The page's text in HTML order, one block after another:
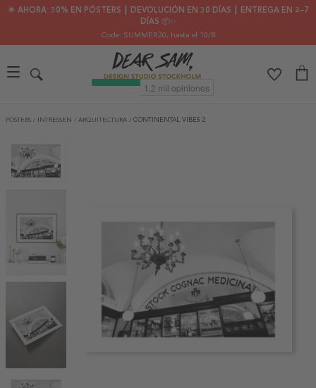
🌟 AHORA: 30% EN PÓSTERS ┃ DEVOLUCIÓN EN 30 DÍAS ┃ ENTREGA EN 2–7
DÍAS 📦✨
Code: SUMMER30, hasta el 10/8
PÓSTERS / INTRESSEN / ARQUITECTURA / CONTINENTAL VIBES 2